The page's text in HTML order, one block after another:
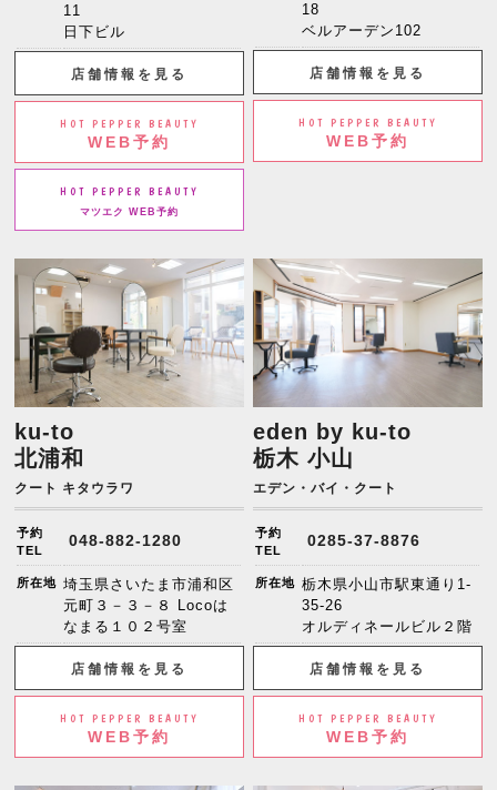
11
日下ビル
店舗情報を見る
HOT PEPPER BEAUTY
WEB予約
HOT PEPPER BEAUTY
マツエク WEB予約
18
ベルアーデン102
店舗情報を見る
HOT PEPPER BEAUTY
WEB予約
ku-to
北浦和
クート キタウラワ
予約
TEL
048-882-1280
所在地 埼玉県さいたま市浦和区
元町３－３－８ Locoは
なまる１０２号室
店舗情報を見る
HOT PEPPER BEAUTY
WEB予約
eden by ku-to
栃木 小山
エデン・バイ・クート
予約
TEL
0285-37-8876
所在地 栃木県小山市駅東通り1-
35-26
オルディネールビル２階
店舗情報を見る
HOT PEPPER BEAUTY
WEB予約